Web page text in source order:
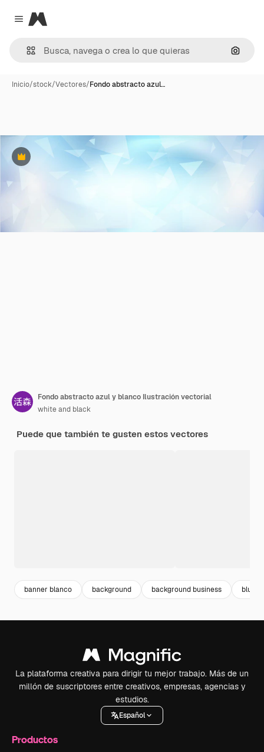
Close menu
Magnific
Inicio/stock/Vectores/Fondo abstracto azul…
Premium
Fondo abstracto azul y blanco Ilustración vectorial
white and black
Puede que también te gusten estos vectores
banner blanco background background business blue
La plataforma creativa para dirigir tu mejor trabajo. Más de un
millón de suscriptores entre creativos, empresas, agencias y
estudios.
Español
Productos